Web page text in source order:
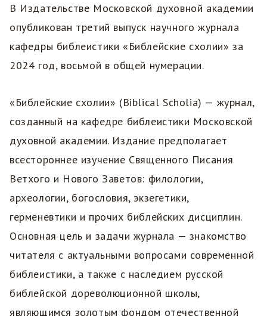
В Издательстве Московской духовной академии
опубликован третий выпуск научного журнала
кафедры библеистики «Библейские схолии» за
2024 год, восьмой в общей нумерации.
«Библейские схолии» (Biblical Scholia) — журнал,
созданный на кафедре библеистики Московской
духовной академии. Издание предполагает
всестороннее изучение Священного Писания
Ветхого и Нового Заветов: филологии,
археологии, богословия, экзегетики,
герменевтики и прочих библейских дисциплин.
Основная цель и задачи журнала — знакомство
читателя с актуальными вопросами современной
библеистики, а также с наследием русской
библейской дореволюционной школы,
являющимся золотым фондом отечественной